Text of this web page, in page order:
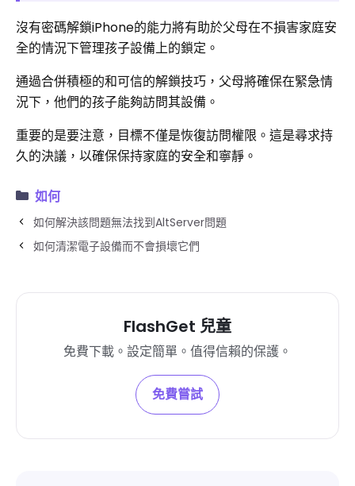
沒有密碼解鎖iPhone的能力將有助於父母在不損害家庭安
全的情況下管理孩子設備上的鎖定。
通過合併積極的和可信的解鎖技巧，父母將確保在緊急情
況下，他們的孩子能夠訪問其設備。
重要的是要注意，目標不僅是恢復訪問權限。這是尋求持
久的決議，以確保保持家庭的安全和寧靜。
如何
如何解決該問題無法找到AltServer問題
如何清潔電子設備而不會損壞它們
FlashGet 兒童
免費下載。設定簡單。值得信賴的保護。
免費嘗試